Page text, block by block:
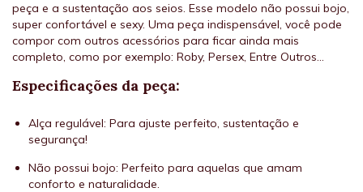
peça e a sustentação aos seios. Esse modelo não possui bojo,
super confortável e sexy. Uma peça indispensável, você pode
compor com outros acessórios para ficar ainda mais
completo, como por exemplo: Roby, Persex, Entre Outros...
Especificações da peça:
Alça regulável: Para ajuste perfeito, sustentação e
segurança!
Não possui bojo: Perfeito para aquelas que amam
conforto e naturalidade.